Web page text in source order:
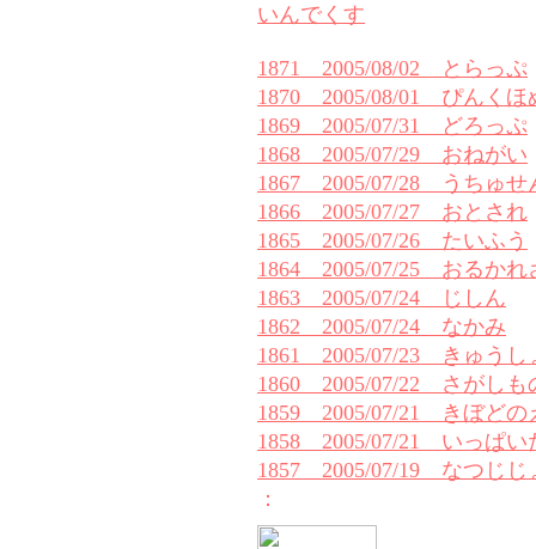
いんでくす
1871 2005/08/02 とらっぷ
1870 2005/08/01 ぴんくほ
1869 2005/07/31 どろっぷ
1868 2005/07/29 おねがい
1867 2005/07/28 うちゅせ
1866 2005/07/27 おとされ
1865 2005/07/26 たいふう
1864 2005/07/25 おるかれ
1863 2005/07/24 じしん
1862 2005/07/24 なかみ
1861 2005/07/23 きゅうし
1860 2005/07/22 さがしも
1859 2005/07/21 きぼどの
1858 2005/07/21 いっぱい
1857 2005/07/19 なつじじ
：